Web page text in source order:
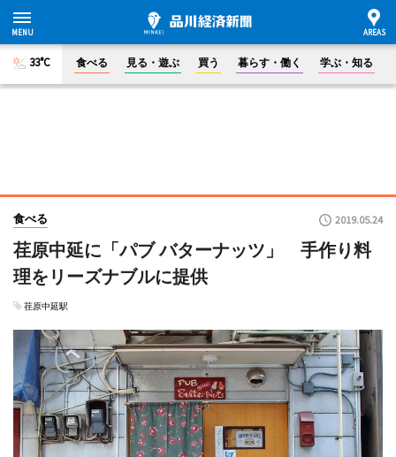
33°C 食べる 見る・遊ぶ 買う 暮らす・働く 学ぶ・知る
食べる 2019.05.24
荏原中延に「パブ バターナッツ」 手作り料
理をリーズナブルに提供
荏原中延駅